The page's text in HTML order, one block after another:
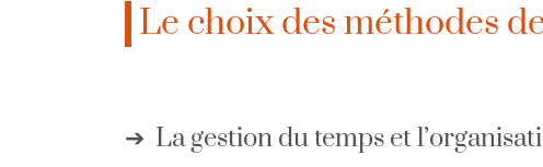
Le choix des méthodes
La gestion du temps et